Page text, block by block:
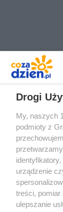
Redakcja
Drogi
My, naszych
podmioty z
urządzenie
treści, pomiar
ulepszanie